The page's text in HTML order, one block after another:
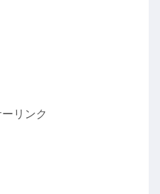
リンク